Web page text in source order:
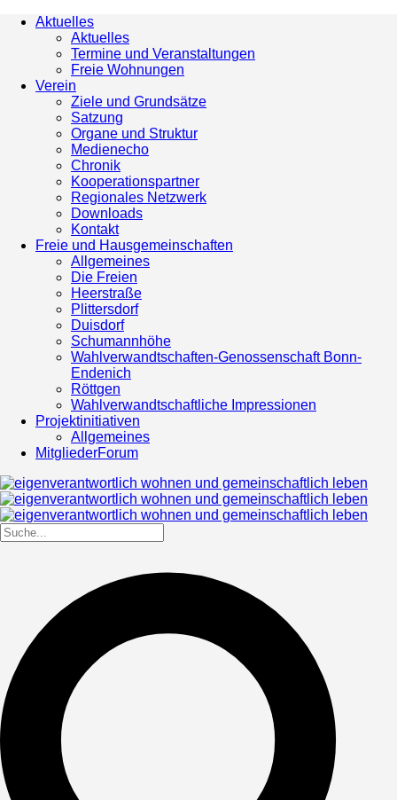
Aktuelles
Aktuelles
Termine und Veranstaltungen
Freie Wohnungen
Verein
Ziele und Grundsätze
Satzung
Organe und Struktur
Medienecho
Chronik
Kooperationspartner
Regionales Netzwerk
Downloads
Kontakt
Freie und Hausgemeinschaften
Allgemeines
Die Freien
Heerstraße
Plittersdorf
Duisdorf
Schumannhöhe
Wahlverwandtschaften-Genossenschaft Bonn-
Endenich
Röttgen
Wahlverwandtschaftliche Impressionen
Projektinitiativen
Allgemeines
MitgliederForum